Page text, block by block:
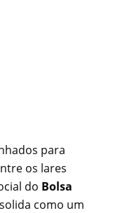
para
os lares
do Bolsa
como um